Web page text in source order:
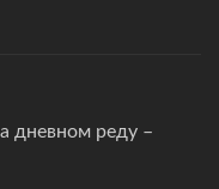
дневном реду –